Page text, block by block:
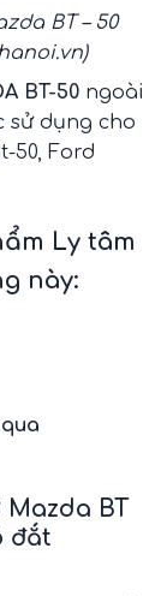
BT – 50
)
BT-50 ngoài
sử dụng cho
50, Ford
Ly tâm
này:
BT
đắt